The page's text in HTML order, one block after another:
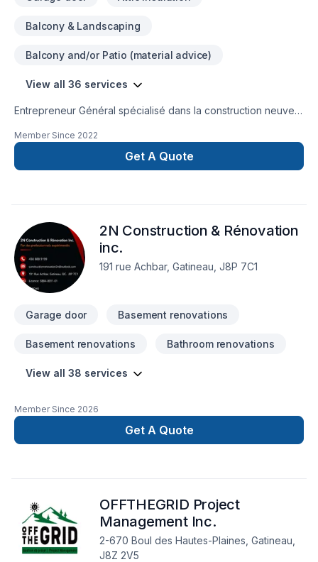
Balcony & Landscaping
Balcony and/or Patio (material advice)
View all 36 services
Entrepreneur Général spécialisé dans la construction neuve
Member Since 2022
Get A Quote
2N Construction & Rénovation
inc.
191 rue Achbar, Gatineau, J8P 7C1
Garage door Basement renovations
Basement renovations Bathroom renovations
View all 38 services
Member Since 2026
Get A Quote
OFFTHEGRID Project
Management Inc.
2-670 Boul des Hautes-Plaines, Gatineau,
J8Z 2V5